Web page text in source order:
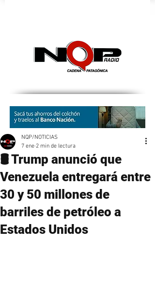
🛢️ Trump anunció que
Venezuela entregará entre
30 y 50 millones de
barriles de petróleo a
Estados Unidos
NQP/NOTICIAS
7 ene 2 min de lectura